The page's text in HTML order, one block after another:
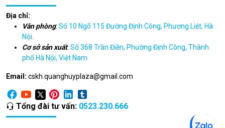
4 Lý do bếp công nghiệp
được người dùng ưa
chuộng
Địa chỉ:
Văn phòng: Số 10 Ngõ 115 Đường Định Công, Phương Liệt, Hà
Nội.
Cơ sở sản xuất: Số 368 Trần Điền, Phường Định Công, Thành
phố Hà Nội, Việt Nam
Email: cskh.quanghuyplaza@gmail.com
Tổng đài tư vấn: 0523.230.666